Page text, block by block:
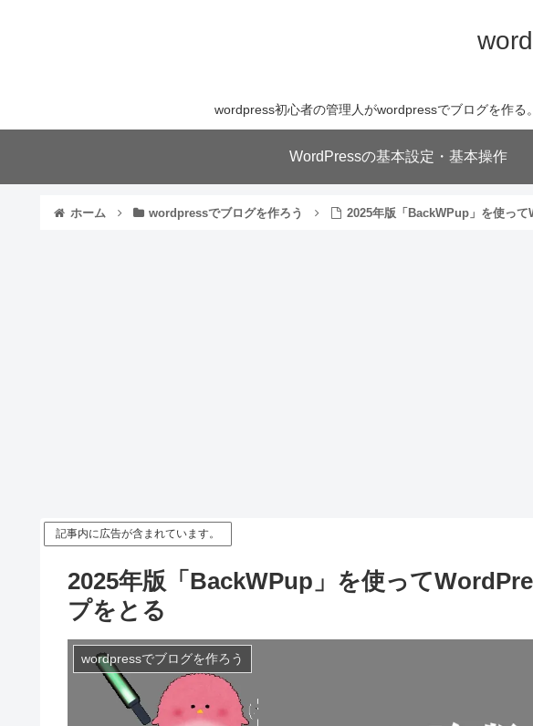
wordpress初心者の管理人がwordpressでブログを作る
WordPressの基本設定・基本操作
ホーム wordpressでブログを作ろう 2025年版「BackWPup」を使っ
記事内に広告が含まれています。
2025年版「BackWPup」を使って
プをとる
wordpressでブログを作ろう